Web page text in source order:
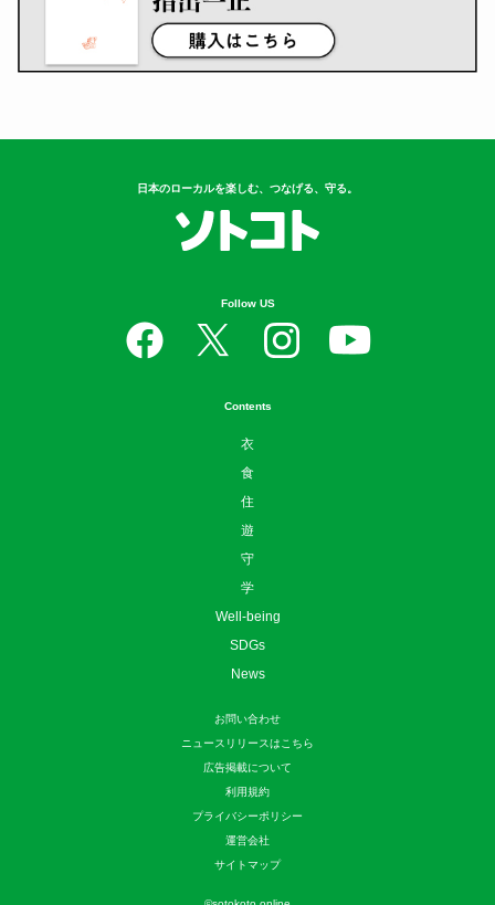
日本のローカルを楽しむ、つなげる、守る。
Follow US
Contents
衣
食
住
遊
守
学
Well-being
SDGs
News
お問い合わせ
ニュースリリースはこちら
広告掲載について
利用規約
プライバシーポリシー
運営会社
サイトマップ